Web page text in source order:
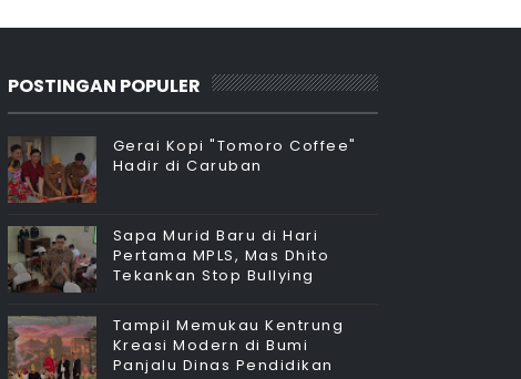
POSTINGAN POPULER
Gerai Kopi "Tomoro Coffee"
Hadir di Caruban
Sapa Murid Baru di Hari
Pertama MPLS, Mas Dhito
Tekankan Stop Bullying
Tampil Memukau Kentrung
Kreasi Modern di Bumi
Panjalu Dinas Pendidikan